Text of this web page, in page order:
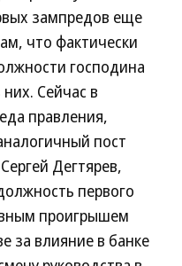
зампредов еще
что фактически
господина
Сейчас в
правления,
пост
Дегтярев,
первого
проигрышем
за влияние в банке